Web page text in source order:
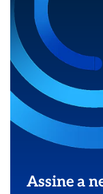
Assine a